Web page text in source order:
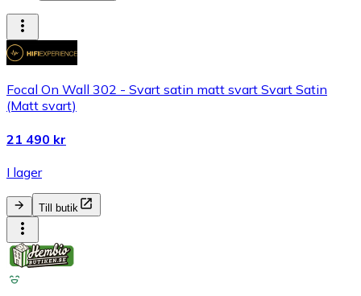
Focal On Wall 302 - Svart satin matt svart Svart Satin
(Matt svart)
21 490 kr
I lager
Till butik